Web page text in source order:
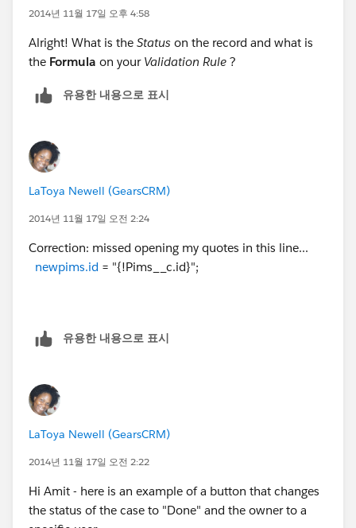
2014년 11월 17일 오후 4:58
Alright! What is the Status on the record and what is
the Formula on your Validation Rule ?
유용한 내용으로 표시
LaToya Newell (GearsCRM)
2014년 11월 17일 오전 2:24
Correction: missed opening my quotes in this line...
newpims.id = "{!Pims__c.id}";
유용한 내용으로 표시
LaToya Newell (GearsCRM)
2014년 11월 17일 오전 2:22
Hi Amit - here is an example of a button that changes
the status of the case to "Done" and the owner to a